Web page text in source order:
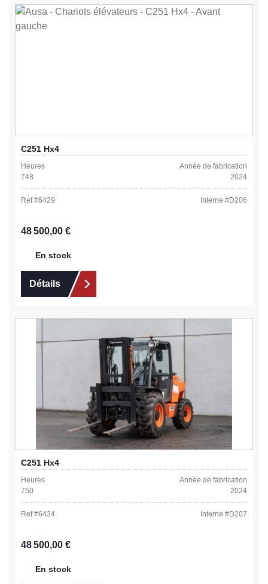
C251 Hx4
Heures
748
Année de fabrication
2024
Ref #6429 Interne #D206
Prix régulier :
48 500,00 €
En stock
Détails
C251 Hx4
Heures
750
Année de fabrication
2024
Ref #6434 Interne #D207
Prix régulier :
48 500,00 €
En stock